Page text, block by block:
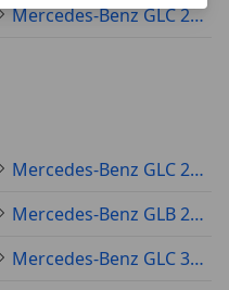
Mercedes-Benz GLC 220 2024
Mercedes-Benz GLC 200 Ocasión
Mercedes-Benz GLB 200 Ocasión
Mercedes-Benz GLC 350 Ocasión